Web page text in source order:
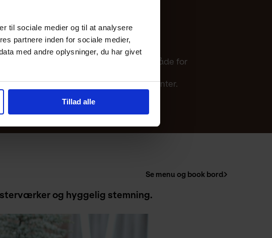
til sociale medier og til at analysere
partnere inden for sociale medier,
med andre oplysninger, du har givet
Tillad alle
vores udstillinger.
– i mange tilfælde gælder det både for
at få først besked om nye arrangementer.
Se menu og book bord
og hyggelig stemning.